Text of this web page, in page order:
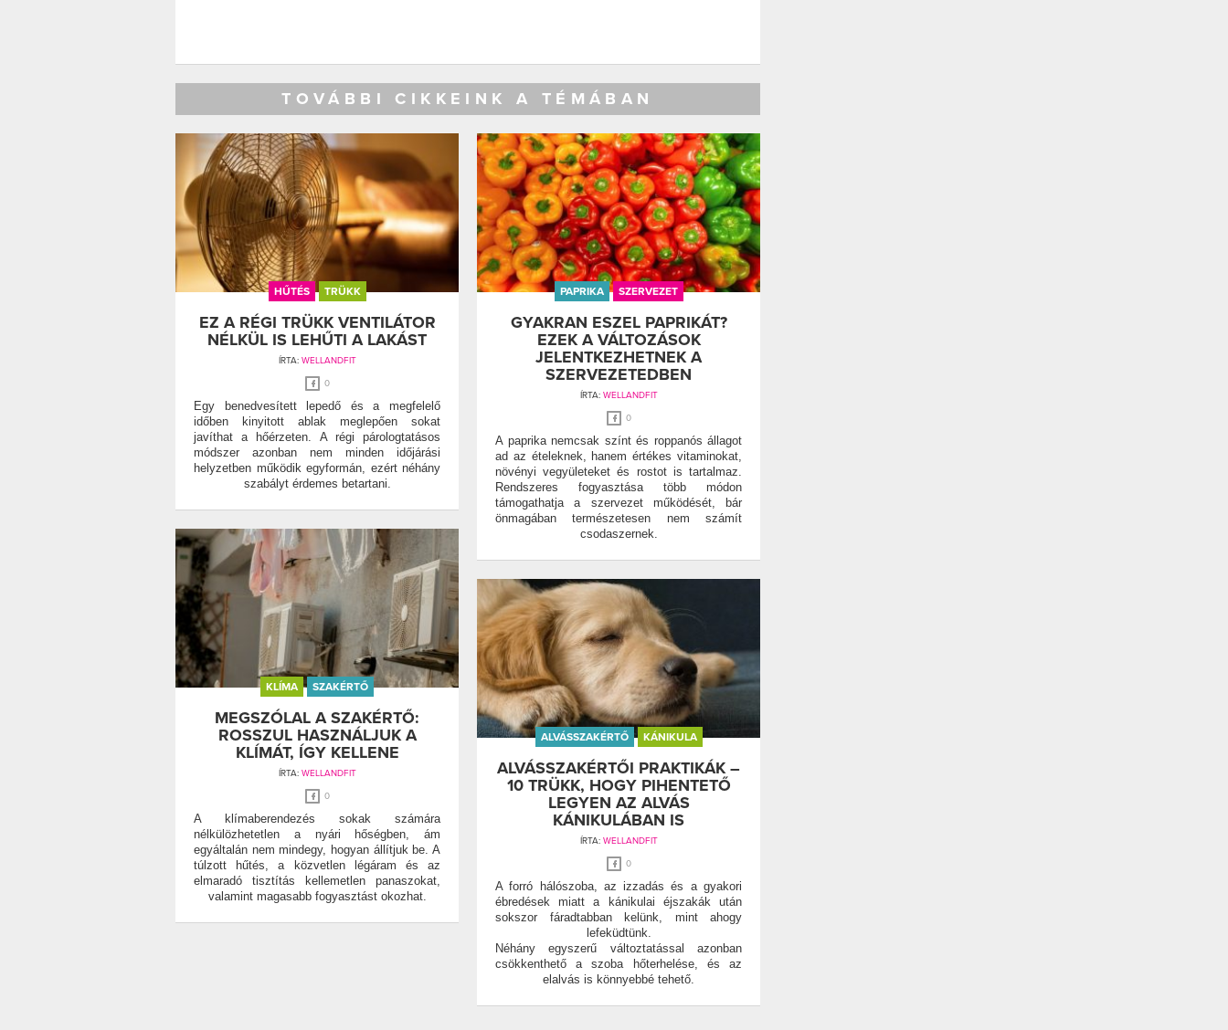
TOVÁBBI CIKKEINK A TÉMÁBAN
HŰTÉS TRÜKK
EZ A RÉGI TRÜKK VENTILÁTOR
NÉLKÜL IS LEHŰTI A LAKÁST
ÍRTA: WELLANDFIT
0
Egy benedvesített lepedő és a megfelelő
időben kinyitott ablak meglepően sokat
javíthat a hőérzeten. A régi párologtatásos
módszer azonban nem minden időjárási
helyzetben működik egyformán, ezért néhány
szabályt érdemes betartani.
PAPRIKA SZERVEZET
GYAKRAN ESZEL PAPRIKÁT?
EZEK A VÁLTOZÁSOK
JELENTKEZHETNEK A
SZERVEZETEDBEN
ÍRTA: WELLANDFIT
0
A paprika nemcsak színt és roppanós állagot
ad az ételeknek, hanem értékes vitaminokat,
növényi vegyületeket és rostot is tartalmaz.
Rendszeres fogyasztása több módon
támogathatja a szervezet működését, bár
önmagában természetesen nem számít
csodaszernek.
KLÍMA SZAKÉRTŐ
MEGSZÓLAL A SZAKÉRTŐ:
ROSSZUL HASZNÁLJUK A
KLÍMÁT, ÍGY KELLENE
ÍRTA: WELLANDFIT
0
A klímaberendezés sokak számára
nélkülözhetetlen a nyári hőségben, ám
egyáltalán nem mindegy, hogyan állítjuk be. A
túlzott hűtés, a közvetlen légáram és az
elmaradó tisztítás kellemetlen panaszokat,
valamint magasabb fogyasztást okozhat.
ALVÁSSZAKÉRTŐ KÁNIKULA
ALVÁSSZAKÉRTŐI PRAKTIKÁK –
10 TRÜKK, HOGY PIHENTETŐ
LEGYEN AZ ALVÁS
KÁNIKULÁBAN IS
ÍRTA: WELLANDFIT
0
A forró hálószoba, az izzadás és a gyakori
ébredések miatt a kánikulai éjszakák után
sokszor fáradtabban kelünk, mint ahogy
lefeküdtünk.
Néhány egyszerű változtatással azonban
csökkenthető a szoba hőterhelése, és az
elalvás is könnyebbé tehető.